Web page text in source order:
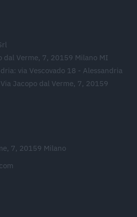
dal Verme, 7, 20159 Milano MI
via Vescovado 18 - Alessandria
Jacopo dal Verme, 7, 20159
7, 20159 Milano